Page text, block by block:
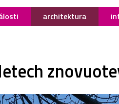
architektura